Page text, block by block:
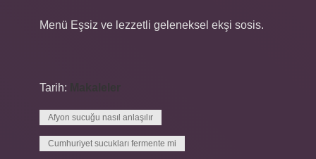
Menü Eşsiz ve lezzetli geleneksel ekşi sosis.
Tarih:
Afyon sucuğu nasıl anlaşılır
Cumhuriyet sucukları fermente mi